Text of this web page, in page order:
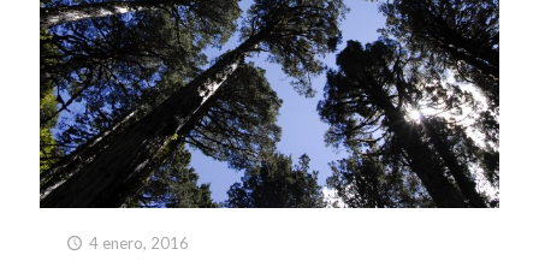
4 enero, 2016